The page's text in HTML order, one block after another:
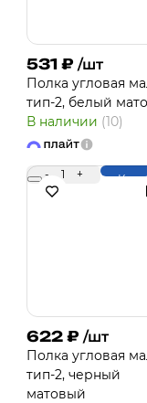
531 ₽ /шт
Полка угловая
тип-2, белый
В наличии (10)
- 1 +
622 ₽ /шт
Полка угловая
тип-2, черный
матовый